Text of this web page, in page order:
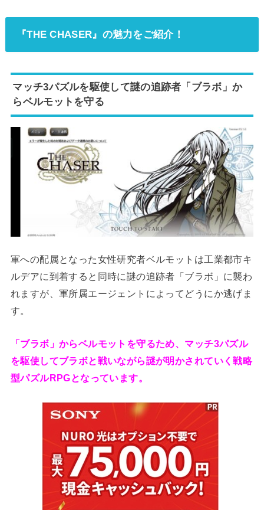
『THE CHASER』の魅力をご紹介！
マッチ3パズルを駆使して謎の追跡者「ブラボ」か
らベルモットを守る
軍への配属となった女性研究者ベルモットは工業都市キ
ルデアに到着すると同時に謎の追跡者「ブラボ」に襲わ
れますが、軍所属エージェントによってどうにか逃げま
す。
「ブラボ」からベルモットを守るため、マッチ3パズル
を駆使してブラボと戦いながら謎が明かされていく戦略
型パズルRPGとなっています。